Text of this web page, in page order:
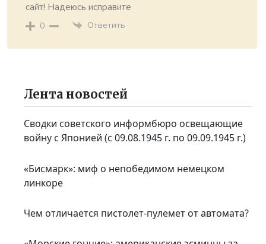
сайт! Надеюсь исправите
0 Ответить
Лента новостей
Сводки советского информбюро освещающие
войну с Японией (с 09.08.1945 г. по 09.09.1945 г.)
«Бисмарк»: миф о непобедимом немецком
линкоре
Чем отличается пистолет-пулемет от автомата?